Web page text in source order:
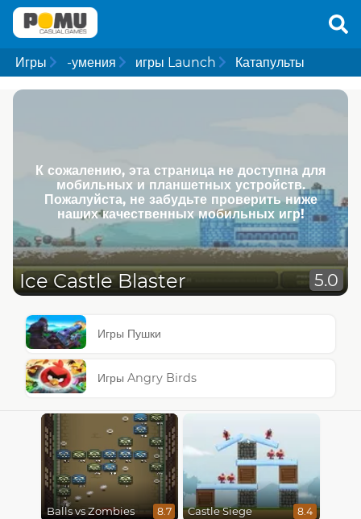
Игры -умения игры Launch Катапульты
К сожалению, эта страница не доступна для
мобильных и планшетных устройств.
Пожалуйста, не забудьте проверить ниже
наших качественных мобильных игр!
Ice Castle Blaster 5.0
Игры Пушки
Игры Angry Birds
Balls vs Zombies 8.7 Castle Siege 8.4